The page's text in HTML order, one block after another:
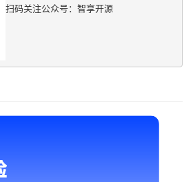
扫码关注公众号：智享开源